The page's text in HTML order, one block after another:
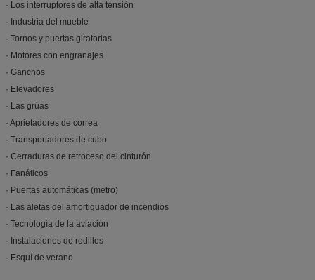
· Los interruptores de alta tensión
· Industria del mueble
· Tornos y puertas giratorias
· Motores con engranajes
· Ganchos
· Elevadores
· Las grúas
· Aprietadores de correa
· Transportadores de cubo
· Cerraduras de retroceso del cinturón
· Fanáticos
· Puertas automáticas (metro)
· Las aletas del amortiguador de incendios
· Tecnología de la aviación
· Instalaciones de rodillos
· Esquí de verano